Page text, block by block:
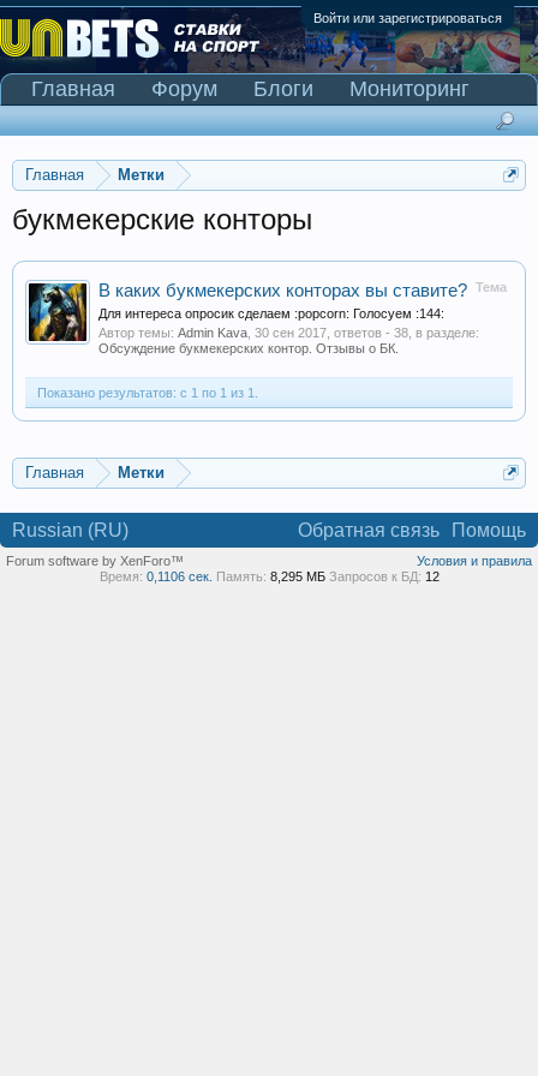
Войти или зарегистрироваться
Главная Метки
букмекерские конторы
Тема
В каких букмекерских конторах вы ставите?
Для интереса опросик сделаем :popcorn: Голосуем :144:
Автор темы: Admin Kava 30 сен 2017 , ответов - 38, в разделе:
Обсуждение букмекерских контор. Отзывы о БК.
Показано результатов: с 1 по 1 из 1.
Главная Метки
Главная Форум Блоги
Мониторинг
Сканер Pinnacle
Russian (RU) Обратная связь Помощь
Условия и правила
Forum software by XenForo™
Время: 0,1106 сек. Память: 8,295 МБ Запросов к БД: 12